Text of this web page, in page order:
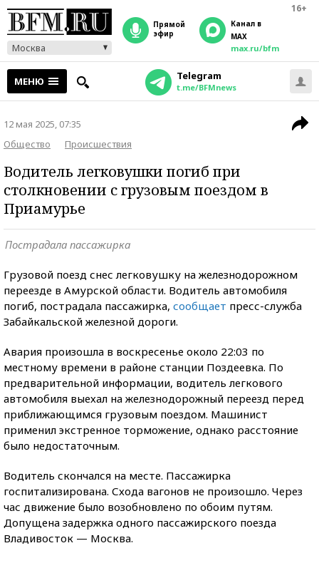
16+
Москва
прямой
эфир
Канал в
MAX
max.ru/bfm
МЕНЮ Telegram
t.me/BFMnews
12 мая 2025, 07:35
Общество
Происшествия
Водитель легковушки погиб при
столкновении с грузовым поездом в
Приамурье
Пострадала пассажирка
Грузовой поезд снес легковушку на железнодорожном
переезде в Амурской области. Водитель автомобиля
погиб, пострадала пассажирка, сообщает пресс-служба
Забайкальской железной дороги.
Авария произошла в воскресенье около 22:03 по
местному времени в районе станции Поздеевка. По
предварительной информации, водитель легкового
автомобиля выехал на железнодорожный переезд перед
приближающимся грузовым поездом. Машинист
применил экстренное торможение, однако расстояние
было недостаточным.
Водитель скончался на месте. Пассажирка
госпитализирована. Схода вагонов не произошло. Через
час движение было возобновлено по обоим путям.
Допущена задержка одного пассажирского поезда
Владивосток — Москва.